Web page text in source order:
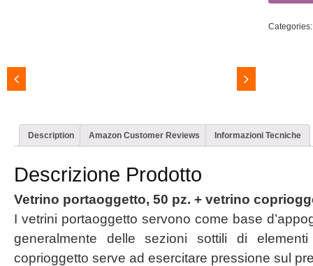
Description Amazon Customer Reviews Informazioni Tecniche
Descrizione Prodotto
Vetrino portaoggetto, 50 pz. + vetrino
I vetrini portaoggetto servono come base
generalmente delle sezioni sottili di
coprioggetto serve ad esercitare pressione sul